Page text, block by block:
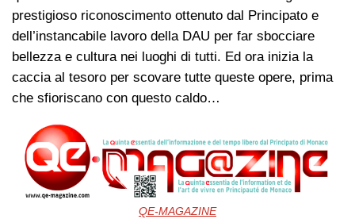
prestigioso riconoscimento ottenuto dal Principato e
dell’instancabile lavoro della DAU per far sbocciare
bellezza e cultura nei luoghi di tutti. Ed ora inizia la
caccia al tesoro per scovare tutte queste opere, prima
che sfioriscano con questo caldo…
QE-MAGAZINE